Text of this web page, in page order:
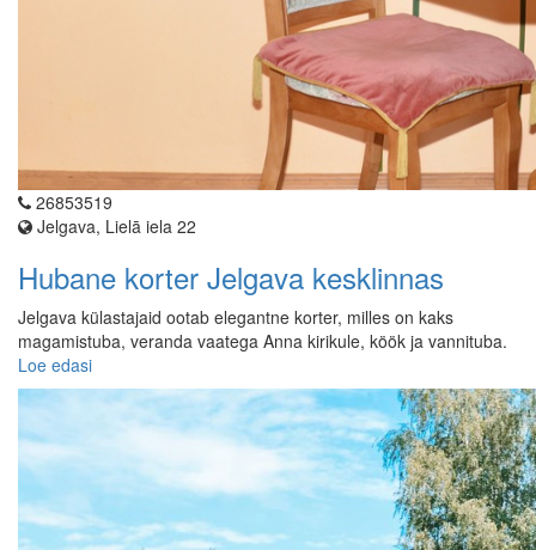
26853519
Jelgava, Lielā iela 22
Hubane korter Jelgava kesklinnas
Jelgava külastajaid ootab elegantne korter, milles on kaks
magamistuba, veranda vaatega Anna kirikule, köök ja vannituba.
Loe edasi